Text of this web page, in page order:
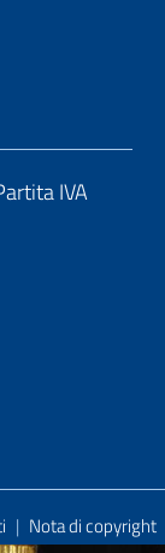
IVA
| Nota di copyright